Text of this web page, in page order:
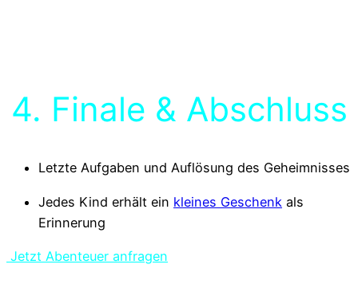
4. Finale & Abschluss
Letzte Aufgaben und Auflösung des Geheimnisses
Jedes Kind erhält ein kleines Geschenk als
Erinnerung
Jetzt Abenteuer anfragen